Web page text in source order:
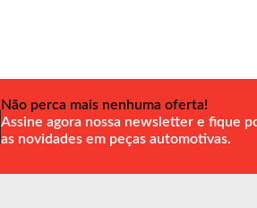
Não perca mais nenhuma oferta!
Assine agora nossa newsletter e fique
as novidades em peças automotivas.